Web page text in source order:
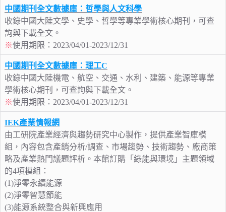
中國期刊全文數據庫：哲學與人文科學
收錄中國大陸文學、史學、哲學等專業學術核心期刊，可查
詢與下載全文。
※使用期限：2023/04/01-2023/12/31
中國期刊全文數據庫：理工C
收錄中國大陸機電、航空、交通、水利、建築、能源等專業
學術核心期刊，可查詢與下載全文。
※使用期限：2023/04/01-2023/12/31
IEK產業情報網
由工研院產業經濟與趨勢研究中心製作，提供產業智庫模
組，內容包含產銷分析/調查、市場趨勢、技術趨勢、廠商策
略及產業熱門議題評析。本館訂購「綠能與環境」主題領域
的4項模組：
(1)淨零永續能源
(2)淨零智慧節能
(3)能源系統整合與新興應用